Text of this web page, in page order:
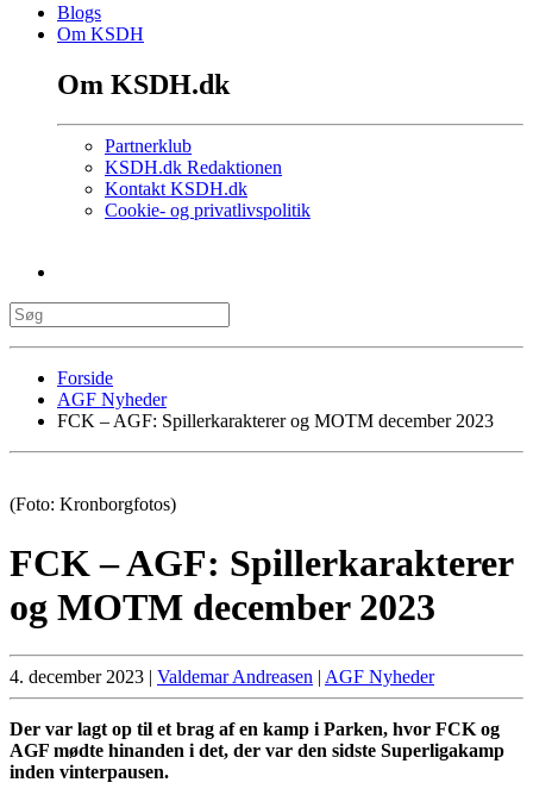
Blogs
Om KSDH
Om KSDH.dk
Partnerklub
KSDH.dk Redaktionen
Kontakt KSDH.dk
Cookie- og privatlivspolitik
Forside
AGF Nyheder
FCK – AGF: Spillerkarakterer og MOTM december 2023
(Foto: Kronborgfotos)
FCK – AGF: Spillerkarakterer
og MOTM december 2023
4. december 2023 | Valdemar Andreasen | AGF Nyheder
Der var lagt op til et brag af en kamp i Parken, hvor FCK og
AGF mødte hinanden i det, der var den sidste Superligakamp
inden vinterpausen.